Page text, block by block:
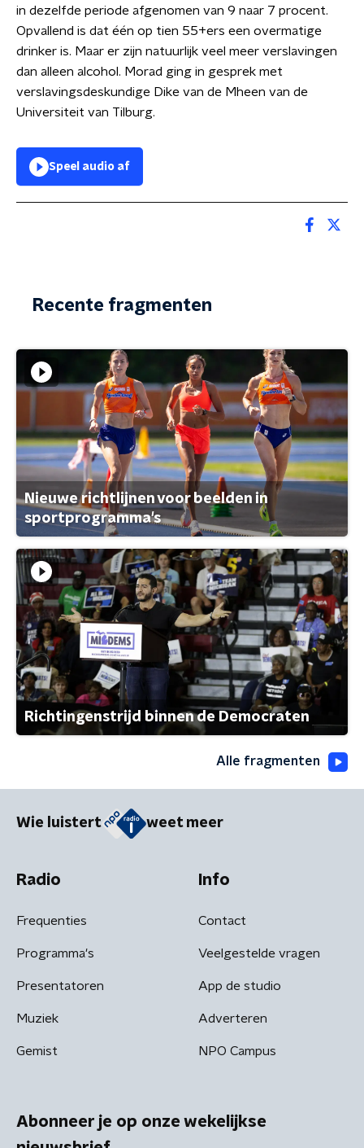
in dezelfde periode afgenomen van 9 naar 7 procent.
Opvallend is dat één op tien 55+ers een overmatige
drinker is. Maar er zijn natuurlijk veel meer verslavingen
dan alleen alcohol. Morad ging in gesprek met
verslavingsdeskundige Dike van de Mheen van de
Universiteit van Tilburg.
Speel audio af
Recente fragmenten
Nieuwe richtlijnen voor beelden in
sportprogramma's
Richtingenstrijd binnen de Democraten
Alle fragmenten
Wie luistert weet meer
Radio
Frequenties
Programma's
Presentatoren
Muziek
Gemist
Info
Contact
Veelgestelde vragen
App de studio
Adverteren
NPO Campus
Abonneer je op onze wekelijkse